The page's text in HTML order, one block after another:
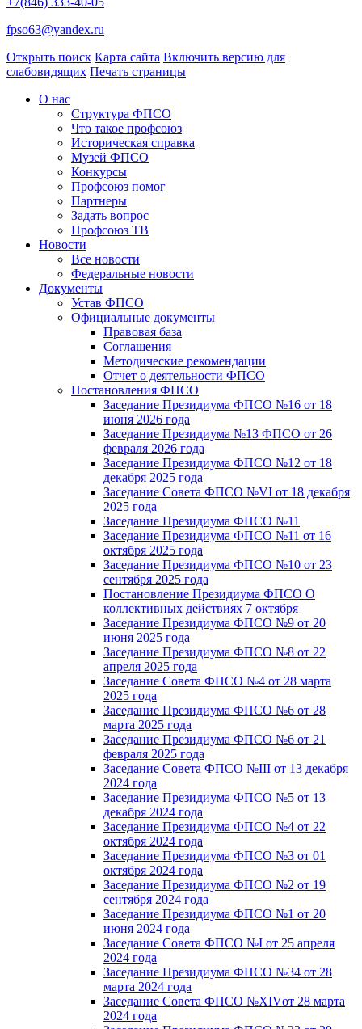
fpso63@yandex.ru
Открыть поиск Карта сайта Включить версию для
слабовидящих Печать страницы
О нас
Структура ФПСО
Что такое профсоюз
Историческая справка
Музей ФПСО
Конкурсы
Профсоюз помог
Партнеры
Задать вопрос
Профсоюз ТВ
Новости
Все новости
Федеральные новости
Документы
Устав ФПСО
Официальные документы
Правовая база
Соглашения
Методические рекомендации
Отчет о деятельности ФПСО
Постановления ФПСО
Заседание Президиума ФПСО №16 от 18
июня 2026 года
Заседание Президиума №13 ФПСО от 26
февраля 2026 года
Заседание Президиума ФПСО №12 от 18
декабря 2025 года
Заседание Совета ФПСО №VI от 18 декабря
2025 года
Заседание Президиума ФПСО №11
Заседание Президиума ФПСО №11 от 16
октября 2025 года
Заседание Президиума ФПСО №10 от 23
сентября 2025 года
Постановление Президиума ФПСО О
коллективных действиях 7 октября
Заседание Президиума ФПСО №9 от 20
июня 2025 года
Заседание Президиума ФПСО №8 от 22
апреля 2025 года
Заседание Совета ФПСО №4 от 28 марта
2025 года
Заседание Президиума ФПСО №6 от 28
марта 2025 года
Заседание Президиума ФПСО №6 от 21
февраля 2025 года
Заседание Совета ФПСО №III от 13 декабря
2024 года
Заседание Президиума ФПСО №5 от 13
декабря 2024 года
Заседание Президиума ФПСО №4 от 22
октября 2024 года
Заседание Президиума ФПСО №3 от 01
октября 2024 года
Заседание Президиума ФПСО №2 от 19
сентября 2024 года
Заседание Президиума ФПСО №1 от 20
июня 2024 года
Заседание Совета ФПСО №I от 25 апреля
2024 года
Заседание Президиума ФПСО №34 от 28
марта 2024 года
Заседание Совета ФПСО №XIVот 28 марта
2024 года